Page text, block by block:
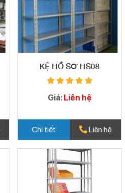
KỆ HỒ SƠ HS08
Giá: Liên hệ
Chi tiết Liên hệ